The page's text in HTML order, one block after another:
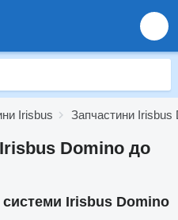
Irisbus Запчастини Irisbus
Domino до
системи Irisbus Domino